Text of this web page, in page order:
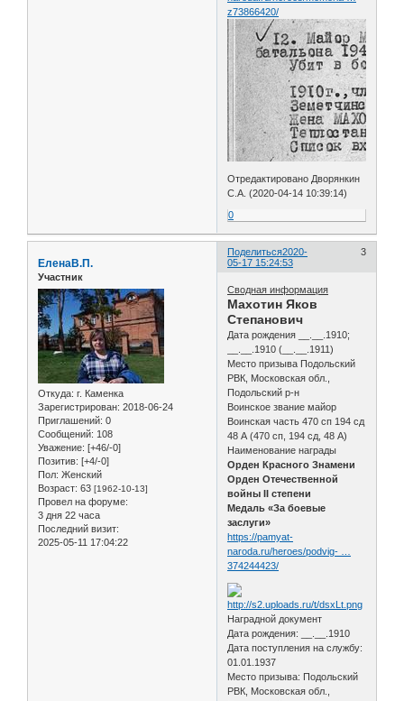
z73866420/
Отредактировано Дворянкин
С.А. (2020-04-14 10:39:14)
0
Поделиться 3
2020-
05-17 15:24:53
ЕленаВ.П.
Участник
Откуда: г. Каменка
Зарегистрирован: 2018-06-24
Приглашений: 0
Сообщений: 108
Уважение: [+46/-0]
Позитив: [+4/-0]
Пол: Женский
Возраст: 63 [1962-10-13]
Провел на форуме:
3 дня 22 часа
Последний визит:
2025-05-11 17:04:22
Сводная информация
Махотин Яков
Степанович
Дата рождения __.__.1910;
__.__.1910 (__.__.1911)
Место призыва Подольский
РВК, Московская обл.,
Подольский р-н
Воинское звание майор
Воинская часть 470 сп 194 сд
48 А (470 сп, 194 сд, 48 А)
Наименование награды
Орден Красного Знамени
Орден Отечественной
войны II степени
Медаль «За боевые
заслуги»
https://pamyat-
naroda.ru/heroes/podvig- …
374244423/
Наградной документ
Дата рождения: __.__.1910
Дата поступления на службу:
01.01.1937
Место призыва: Подольский
РВК, Московская обл.,